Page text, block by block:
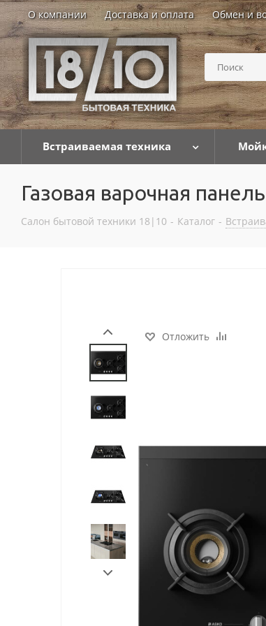
О компании Доставка и оплата Обмен и
Встраиваемая техника
Газовая варочная
Салон бытовой техники 18|10 - Каталог -
Отложить